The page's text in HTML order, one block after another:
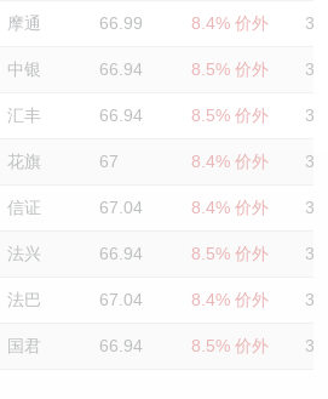
摩通 66.99 8.4% 价外
中银 66.94 8.5% 价外
汇丰 66.94 8.5% 价外
花旗 67 8.4% 价外
信证 67.04 8.4% 价外
法兴 66.94 8.5% 价外
法巴 67.04 8.4% 价外
国君 66.94 8.5% 价外